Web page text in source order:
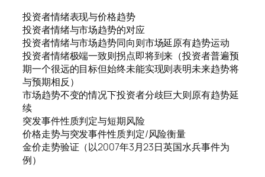
投资者情绪表现与价格趋势
投资者情绪与市场趋势的对应
投资者情绪与市场趋势同向则市场延原有趋势运动
投资者情绪极端一致则拐点即将到来（投资者普遍预
期一个很远的目标但始终未能实现则表明未来趋势将
与预期相反）
市场趋势不变的情况下投资者分歧巨大则原有趋势延
续
突发事件性质判定与短期风险
价格走势与突发事件性质判定/风险衡量
金价走势验证（以2007年3月23日英国水兵事件为
例）